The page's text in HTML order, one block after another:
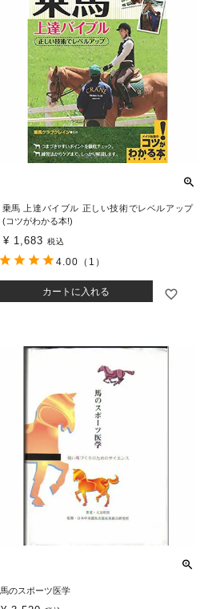
乗馬 上達バイブル 正しい技術でレベルアップ
(コツがわかる本!)
¥ 1,683 税込
カートに入れる
4.00 （1）
馬のスポーツ医学